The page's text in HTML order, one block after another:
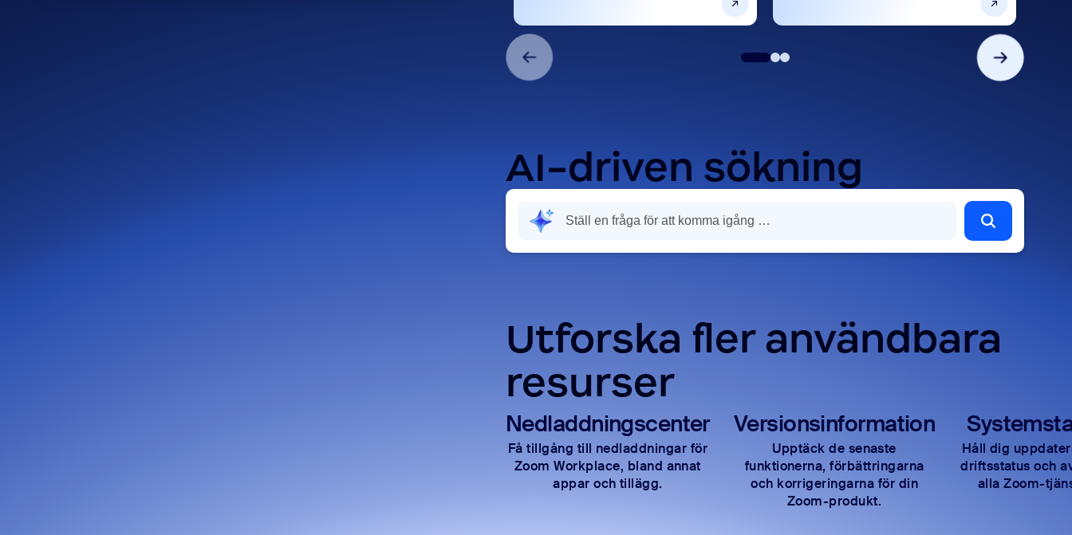
AI-driven sökning
Utforska fler användbara
resurser
Nedladdningscenter
Få tillgång till nedladdningar för
Zoom Workplace, bland annat
appar och tillägg.
Versionsinformation
Upptäck de senaste
funktionerna, förbättringarna
och korrigeringarna för din
Zoom-produkt.
Håll dig
driftsstatus och
alla Zoom-